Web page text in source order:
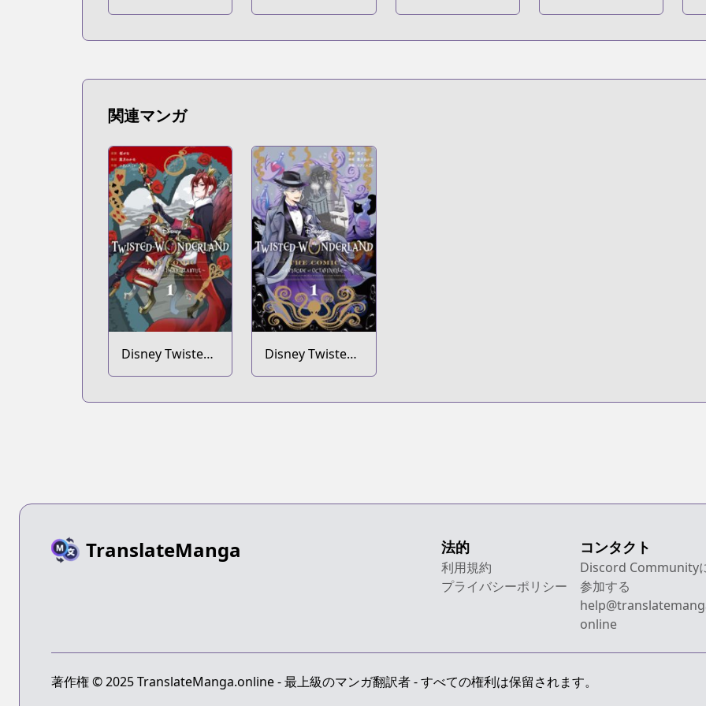
関連マンガ
Disney Twisted-
Wonderland the
Disney Twisted-
Wonderland the
TranslateManga 法的
利用規約
プライバシーポリシー
コンタクト
Discord Community
参加する
online
著作権 © 2025 TranslateManga.online - 最上級のマンガ翻訳者 - すべての権利は保留されます。